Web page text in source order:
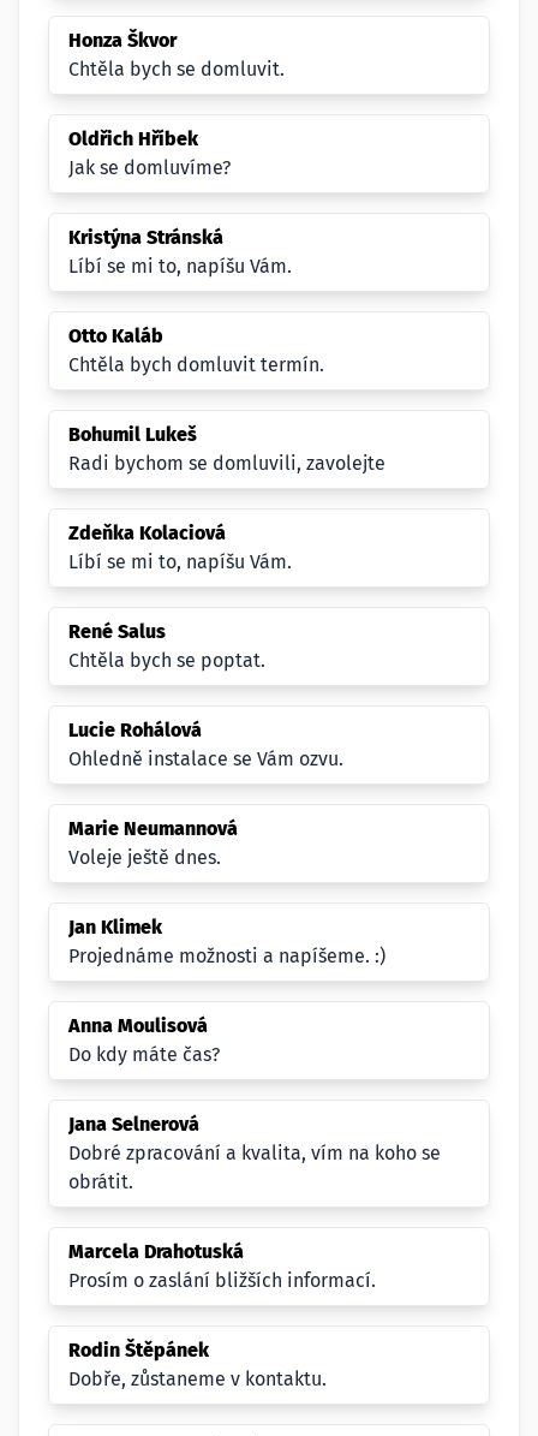
Honza Škvor
Chtěla bych se domluvit.
Oldřich Hříbek
Jak se domluvíme?
Kristýna Stránská
Líbí se mi to, napíšu Vám.
Otto Kaláb
Chtěla bych domluvit termín.
Bohumil Lukeš
Radi bychom se domluvili, zavolejte
Zdeňka Kolaciová
Líbí se mi to, napíšu Vám.
René Salus
Chtěla bych se poptat.
Lucie Rohálová
Ohledně instalace se Vám ozvu.
Marie Neumannová
Voleje ještě dnes.
Jan Klimek
Projednáme možnosti a napíšeme. :)
Anna Moulisová
Do kdy máte čas?
Jana Selnerová
Dobré zpracování a kvalita, vím na koho se
obrátit.
Marcela Drahotuská
Prosím o zaslání bližších informací.
Rodin Štěpánek
Dobře, zůstaneme v kontaktu.